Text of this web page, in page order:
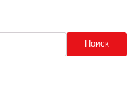
Поиск